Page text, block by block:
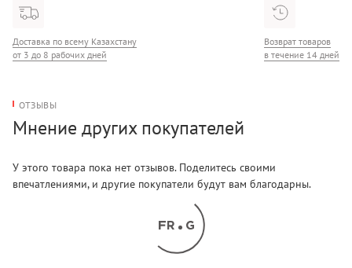
Доставка по всему Казахстану
от 3 до 8 рабочих дней
Возврат товаров
в течение 14 дней
ОТЗЫВЫ
Мнение других покупателей
У этого товара пока нет отзывов. Поделитесь своими
впечатлениями, и другие покупатели будут вам благодарны.